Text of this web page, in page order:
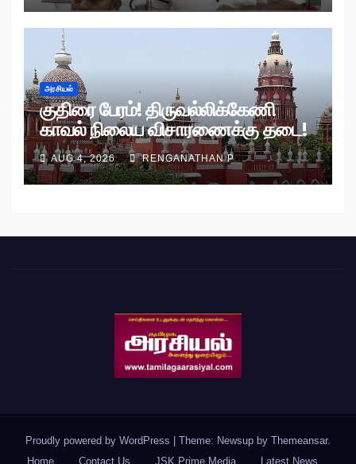
அரசியல்
குதிரை பேரம்! திருவல்லிக்கேணி
காவல் நிலைய விசாரணைக்கு தடை!
AUG 4, 2026 RENGANATHAN P
Proudly powered by WordPress Theme: Newsup by Themeansar.
Home
Contact Us JSK Prime Media Latest News